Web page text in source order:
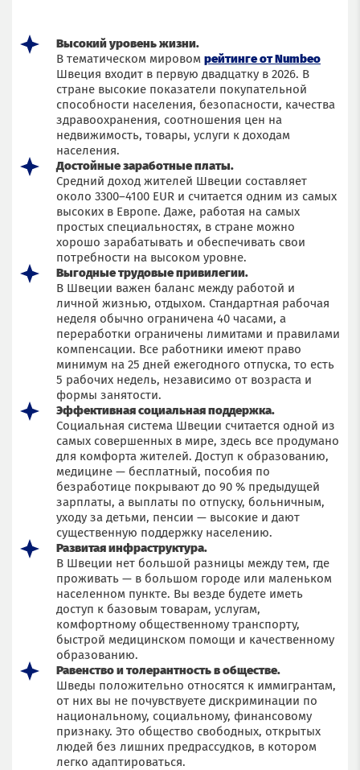
Высокий уровень жизни.
В тематическом мировом рейтинге от Numbeo
Швеция входит в первую двадцатку в 2026. В
стране высокие показатели покупательной
способности населения, безопасности, качества
здравоохранения, соотношения цен на
недвижимость, товары, услуги к доходам
населения.
Достойные заработные платы.
Средний доход жителей Швеции составляет
около 3300–4100 EUR и считается одним из самых
высоких в Европе. Даже, работая на самых
простых специальностях, в стране можно
хорошо зарабатывать и обеспечивать свои
потребности на высоком уровне.
Выгодные трудовые привилегии.
В Швеции важен баланс между работой и
личной жизнью, отдыхом. Стандартная рабочая
неделя обычно ограничена 40 часами, а
переработки ограничены лимитами и правилами
компенсации. Все работники имеют право
минимум на 25 дней ежегодного отпуска, то есть
5 рабочих недель, независимо от возраста и
формы занятости.
Эффективная социальная поддержка.
Социальная система Швеции считается одной из
самых совершенных в мире, здесь все продумано
для комфорта жителей. Доступ к образованию,
медицине — бесплатный, пособия по
безработице покрывают до 90 % предыдущей
зарплаты, а выплаты по отпуску, больничным,
уходу за детьми, пенсии — высокие и дают
существенную поддержку населению.
Развитая инфраструктура.
В Швеции нет большой разницы между тем, где
проживать — в большом городе или маленьком
населенном пункте. Вы везде будете иметь
доступ к базовым товарам, услугам,
комфортному общественному транспорту,
быстрой медицинском помощи и качественному
образованию.
Равенство и толерантность в обществе.
Шведы положительно относятся к иммигрантам,
от них вы не почувствуете дискриминации по
национальному, социальному, финансовому
признаку. Это общество свободных, открытых
людей без лишних предрассудков, в котором
легко адаптироваться.